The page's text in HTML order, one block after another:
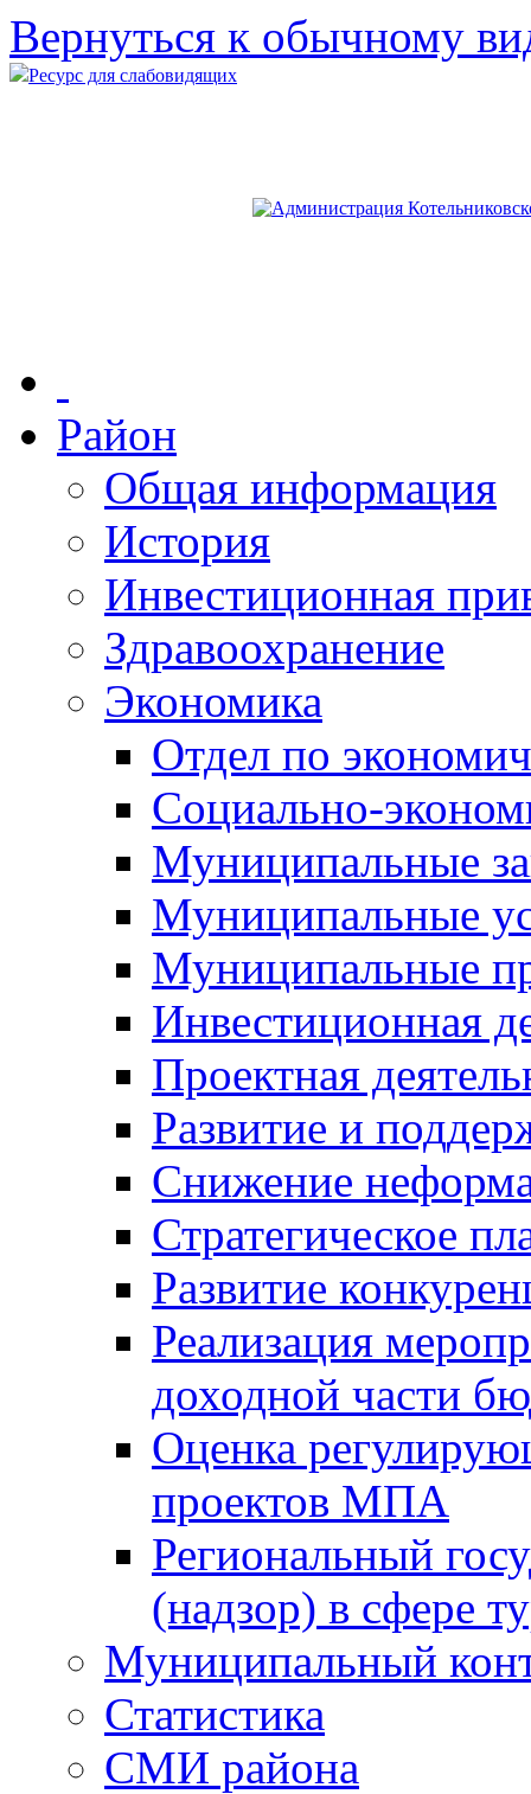
Вернуться к обычному
Ресурс для слабовидящих
Район
Общая информация
История
Инвестиционная
Здравоохранение
Экономика
Отдел по
Социально-
Муниципальные
Муниципальные
Муниципальные
Инвестиционная
Проектная
Развитие и
Снижение
Стратегическое
Развитие
Реализация
доходной части
Оценка
проектов МПА
Региональный
(надзор) в сфере
Муниципальный
Статистика
СМИ района